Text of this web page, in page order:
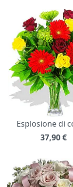
Esplosione di
37,90€